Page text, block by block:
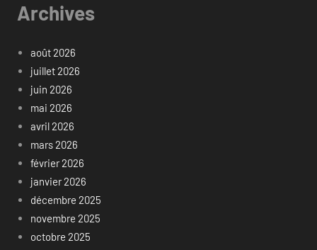
Archives
août 2026
juillet 2026
juin 2026
mai 2026
avril 2026
mars 2026
février 2026
janvier 2026
décembre 2025
novembre 2025
octobre 2025